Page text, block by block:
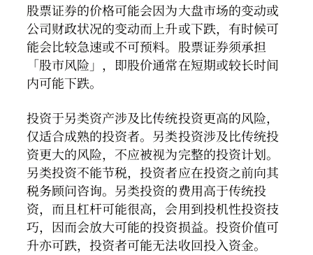
股票证券的价格可能会因为大盘市场的变动或
公司财政状况的变动而上升或下跌，有时候可
能会比较急速或不可预料。股票证券须承担
「股市风险」，即股价通常在短期或较长时间
内可能下跌。
投资于另类资产涉及比传统投资更高的风险，
仅适合成熟的投资者。另类投资涉及比传统投
资更大的风险，不应被视为完整的投资计划。
另类投资不能节税，投资者应在投资之前向其
税务顾问咨询。另类投资的费用高于传统投
资，而且杠杆可能很高，会用到投机性投资技
巧，因而会放大可能的投资损益。投资价值可
升亦可跌，投资者可能无法收回投入资金。